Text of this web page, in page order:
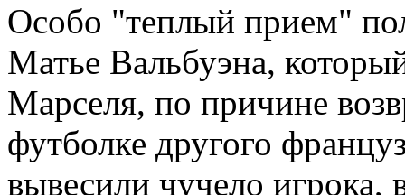
Особо "теплый прием"
Матье Вальбуэна,
Марселя, по причине
футболке другого
вывесили чучело игрока,